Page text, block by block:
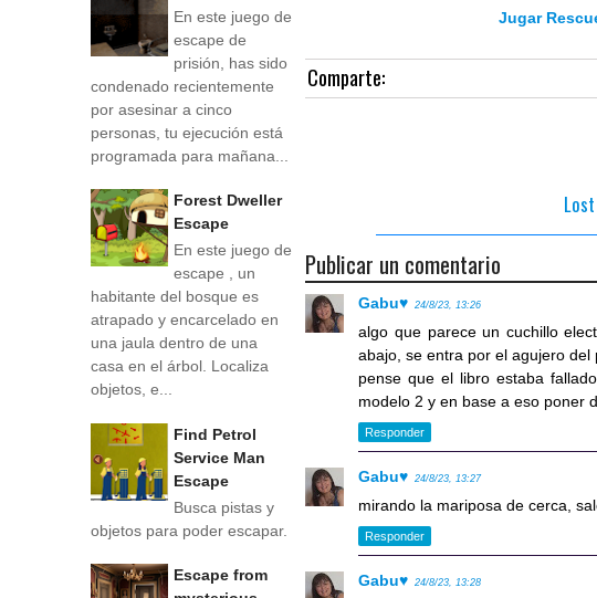
Jugar
Comparte:
Publicar un comentario
Gabu♥ 24/8/23, 13:26
algo que parece un cuchillo
abajo, se entra por el agujero del
pense que el libro estaba
modelo 2 y en base a eso poner
Responder
Gabu♥ 24/8/23, 13:27
mirando la mariposa de cerca,
Responder
Gabu♥ 24/8/23, 13:28
En este juego de
escape de
prisión, has sido
condenado recientemente
por asesinar a cinco
personas, tu ejecución está
programada para mañana...
Forest Dweller
Escape
En este juego de
escape , un
habitante del bosque es
atrapado y encarcelado en
una jaula dentro de una
casa en el árbol. Localiza
objetos, e...
Find Petrol
Service Man
Escape
Busca pistas y
objetos para poder escapar.
Escape from